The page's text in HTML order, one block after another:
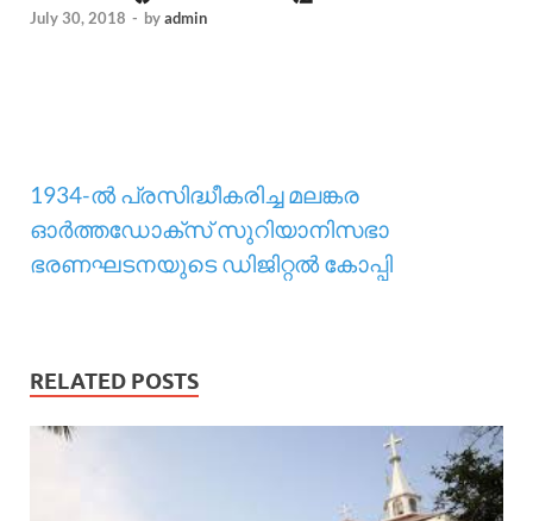
July 30, 2018 - byadmin
1934-ല്‍ പ്രസിദ്ധീകരിച്ച മലങ്കര
ഓർത്തഡോക്സ് സുറിയാനിസഭാ
ഭരണഘടനയുടെ ഡിജിറ്റല്‍ കോപ്പി
RELATED POSTS